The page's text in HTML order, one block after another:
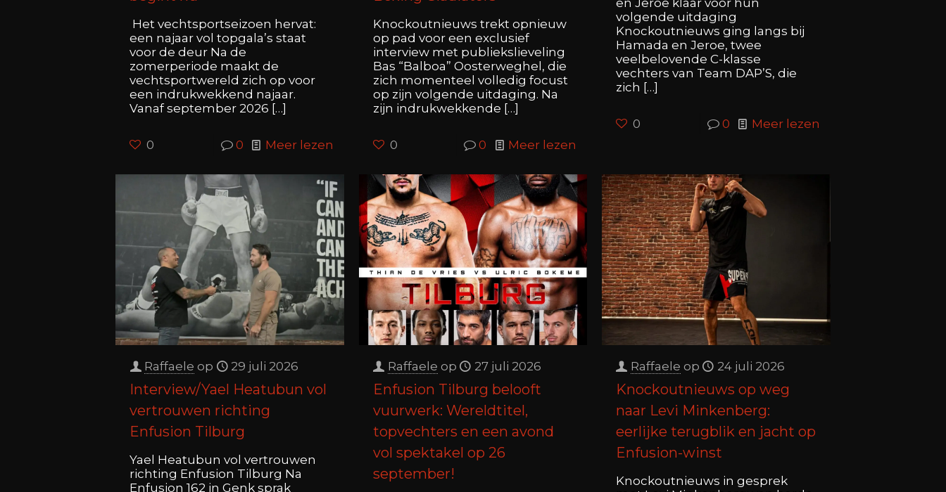
Het vechtsportseizoen hervat:
een najaar vol topgala’s staat
voor de deur Na de
zomerperiode maakt de
vechtsportwereld zich op voor
een indrukwekkend najaar.
Vanaf september 2026 […]
0 0 Meer lezen
Knockoutnieuws trekt opnieuw
op pad voor een exclusief
interview met publiekslieveling
Bas “Balboa” Oosterweghel, die
zich momenteel volledig focust
op zijn volgende uitdaging. Na
zijn indrukwekkende […]
0 0 Meer lezen
volgende uitdaging
Knockoutnieuws ging langs bij
Hamada en Jeroe, twee
veelbelovende C-klasse
vechters van Team DAP’S, die
zich […]
0 0 Meer lezen
Raffaele op 29 juli 2026
Interview/Yael Heatubun vol
vertrouwen richting
Enfusion Tilburg
Yael Heatubun vol vertrouwen
richting Enfusion Tilburg Na
Enfusion 162 in Genk sprak
Raffaele op 27 juli 2026
Enfusion Tilburg belooft
vuurwerk: Wereldtitel,
topvechters en een avond
vol spektakel op 26
september!
Raffaele op 24 juli 2026
Knockoutnieuws op weg
naar Levi Minkenberg:
eerlijke terugblik en jacht op
Enfusion-winst
Knockoutnieuws in gesprek